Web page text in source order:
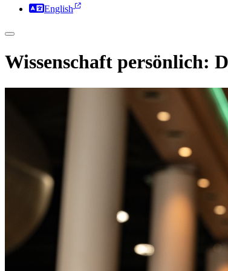
English
Wissenschaft persönlich: